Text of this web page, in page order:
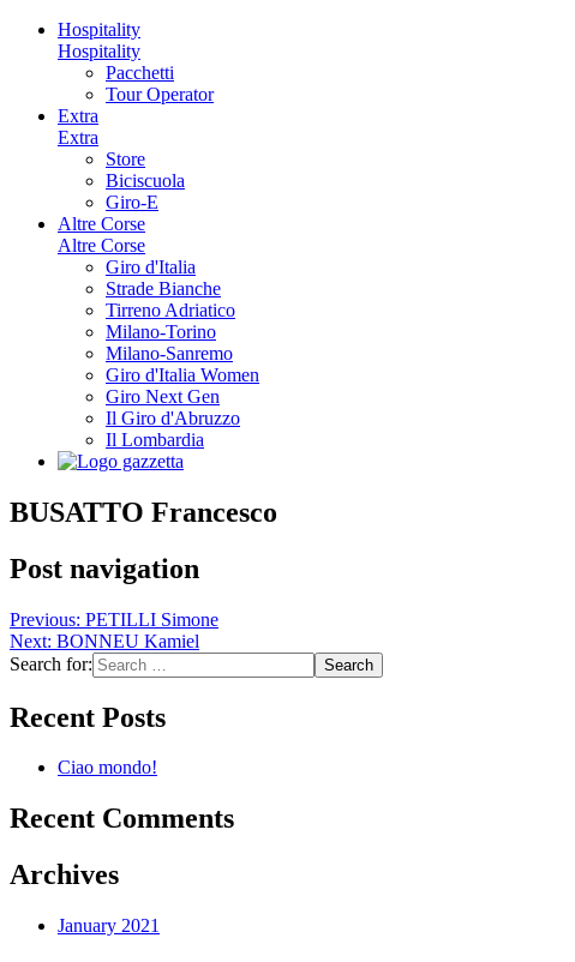
Hospitality
Hospitality
Pacchetti
Tour Operator
Extra
Extra
Store
Biciscuola
Giro-E
Altre Corse
Altre Corse
Giro d'Italia
Strade Bianche
Tirreno Adriatico
Milano-Torino
Milano-Sanremo
Giro d'Italia Women
Giro Next Gen
Il Giro d'Abruzzo
Il Lombardia
BUSATTO Francesco
Post navigation
Previous: PETILLI Simone
Next: BONNEU Kamiel
Search for:
Recent Posts
Ciao mondo!
Recent Comments
Archives
January 2021